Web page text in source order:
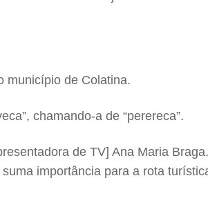
município de Colatina.
chamando-a de “perereca”.
de TV] Ana Maria
importância para a rota